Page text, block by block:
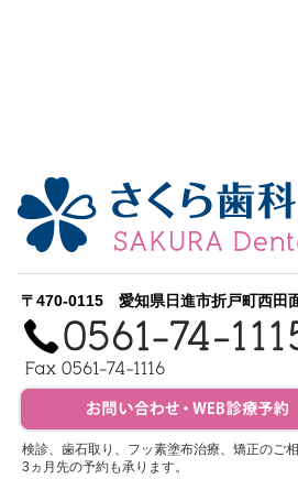
〒470-0115 愛知県日進市折戸町西田
検診、歯石取り、フッ素塗布治療、矯正のご
3ヵ月先の予約も承ります。